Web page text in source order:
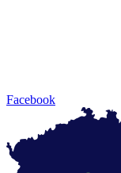
Facebook